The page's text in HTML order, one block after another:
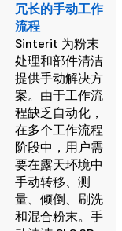
冗长的手动工作
流程
Sinterit 为粉末
处理和部件清洁
提供手动解决方
案。由于工作流
程缺乏自动化，
在多个工作流程
阶段中，用户需
要在露天环境中
手动转移、测
量、倾倒、刷洗
和混合粉末。手